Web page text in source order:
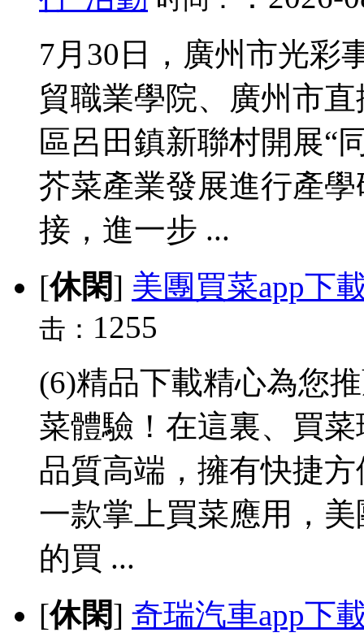
7月30日，廣州市光彩
貿職業學院、廣州市
區呂田鎮新聯村開展“
芥菜產業發展進行產
接，進一步 ...
[休閑] 美團買菜app下
击： 1255
(6)精品下載精心為您
菜體驗！在這裏、買
品質高端，擁有快捷
一款掌上買菜應用，
的買 ...
[休閑] 奇瑞汽車app下